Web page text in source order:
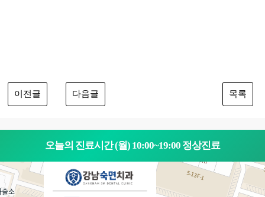
이전글 다음글 목록
오늘의 진료시간 (월) 10:00~19:00 정상진료